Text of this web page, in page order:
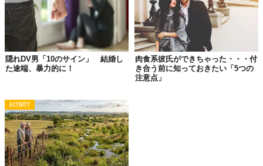
かっこ良くもなく遊び人にも見えないのに、ためらいもなく浮気
するタイプのことです。特別イケメンではないけれど気持ち悪く
た目です。
母親、女姉妹、女友達に囲まれ、女性の中にいることに違和感が
ありません。聞き上手で、メールでのコミュニケーションを得意
とします。はっきり意思表示をしないので、周囲の女性に好意が
あると勘違いさせてしまうことも多いです。
隠れDV男「10のサイン」 結婚し
た途端、暴力的に！
肉食系彼氏ができちゃった・・・付
き合う前に知っておきたい「5つの
注意点」
ACTIVITY